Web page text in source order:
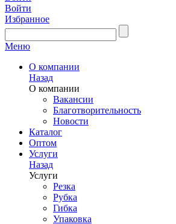
Войти
Избранное
Меню
О компании
Назад
О компании
Вакансии
Благотворительность
Новости
Каталог
Оптом
Услуги
Назад
Услуги
Резка
Рубка
Гибка
Упаковка